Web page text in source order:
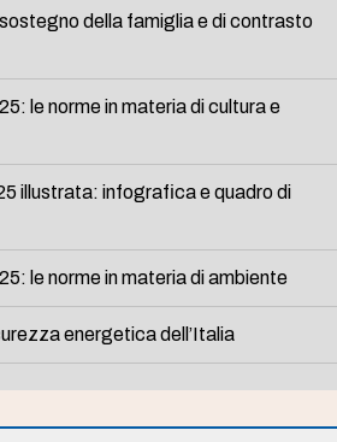
della famiglia e di contrasto
le norme in materia di cultura e
illustrata: infografica e quadro di
le norme in materia di ambiente
energetica dell’Italia